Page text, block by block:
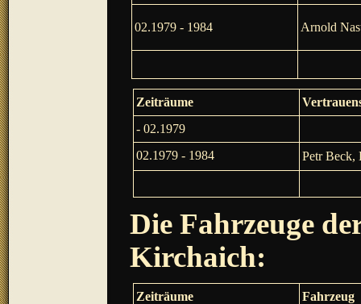
02.1979 - 1984 Arnold
Zeiträume
- 02.1979
02.1979 - 1984
Petr Beck,
Die Fahrzeuge
Kirchaich:
Zeiträume
Fahrzeug